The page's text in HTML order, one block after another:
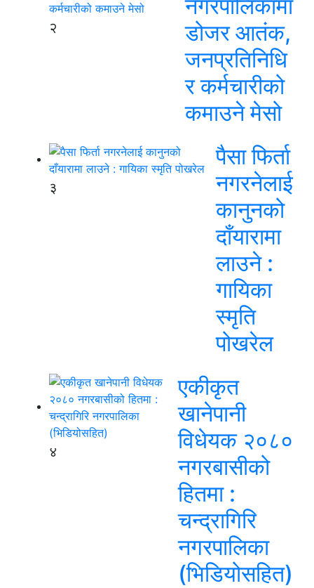
२
नगरपालिकामा
डोजर आतंक,
जनप्रतिनिधि
र कर्मचारीको
कमाउने मेसो
३
पैसा फिर्ता
नगरनेलाई
कानुनको
दाँयारामा
लाउने :
गायिका
स्‍मृति
पोखरेल
४
एकीकृत
खानेपानी
विधेयक २०८०
नगरबासीको
हितमा :
चन्द्रागिरि
नगरपालिका
(भिडियोसहित)